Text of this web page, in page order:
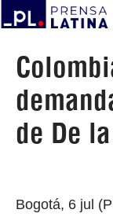
de De
Bogotá, 6 jul